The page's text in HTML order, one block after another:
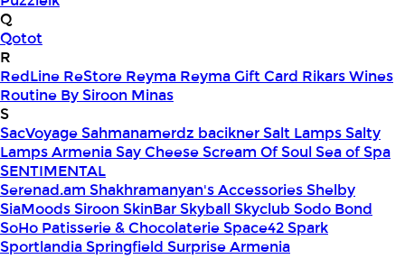
Q
Qotot
R
RedLine ReStore Reyma Reyma Gift Card Rikars Wines
Routine By Siroon Minas
S
SacVoyageSahmanamerdz baciknerSalt LampsSalty
Lamps ArmeniaSay CheeseScream Of SoulSea of Spa
SENTIMENTAL
Serenad.am Shakhramanyan's AccessoriesShelby
SiaMoodsSiroon SkinBarSkyballSkyclub Sodo Bond
SoHo Patisserie & ChocolaterieSpace42Spark
SportlandiaSpringfield Surprise Armenia